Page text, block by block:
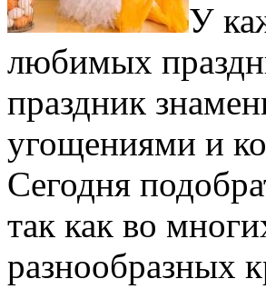
У
любимых
праздник
угощениями и
Сегодня
так как во
разнообразных